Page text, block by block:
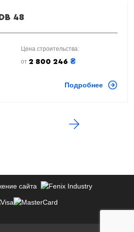
48
Цена строительства:
от 2 800 246 ₴
Подробнее
сайта